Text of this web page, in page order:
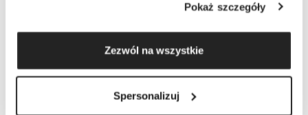
Pokaż szczegóły
Zezwól na wszystkie
Spersonalizuj
PRACE MIEJSKIE